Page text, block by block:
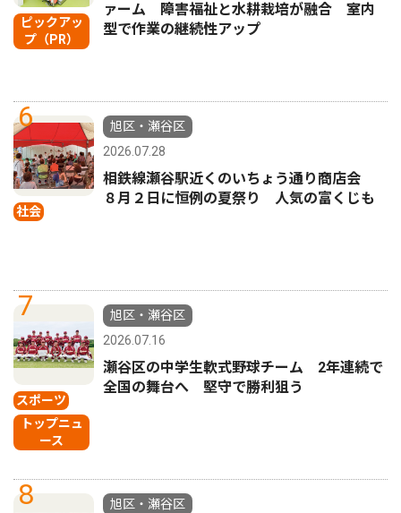
ピックアッ
プ（PR）
ァーム 障害福祉と水耕栽培が融合 室内
型で作業の継続性アップ
6
社会
旭区・瀬谷区
2026.07.28
相鉄線瀬谷駅近くのいちょう通り商店会
８月２日に恒例の夏祭り 人気の富くじも
7
スポーツ
トップニュ
ース
旭区・瀬谷区
2026.07.16
瀬谷区の中学生軟式野球チーム 2年連続で
全国の舞台へ 堅守で勝利狙う
8
旭区・瀬谷区